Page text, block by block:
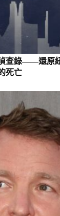
查錄——還原
死亡